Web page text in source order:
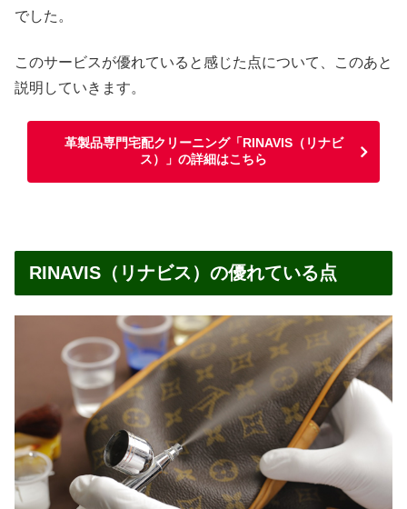
でした。
このサービスが優れていると感じた点について、このあと
説明していきます。
革製品専門宅配クリーニング「RINAVIS（リナビ
ス）」の詳細はこちら
RINAVIS（リナビス）の優れている点